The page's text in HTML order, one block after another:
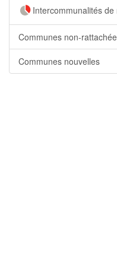
Intercommunalités
Communes non-
Communes nouvelles